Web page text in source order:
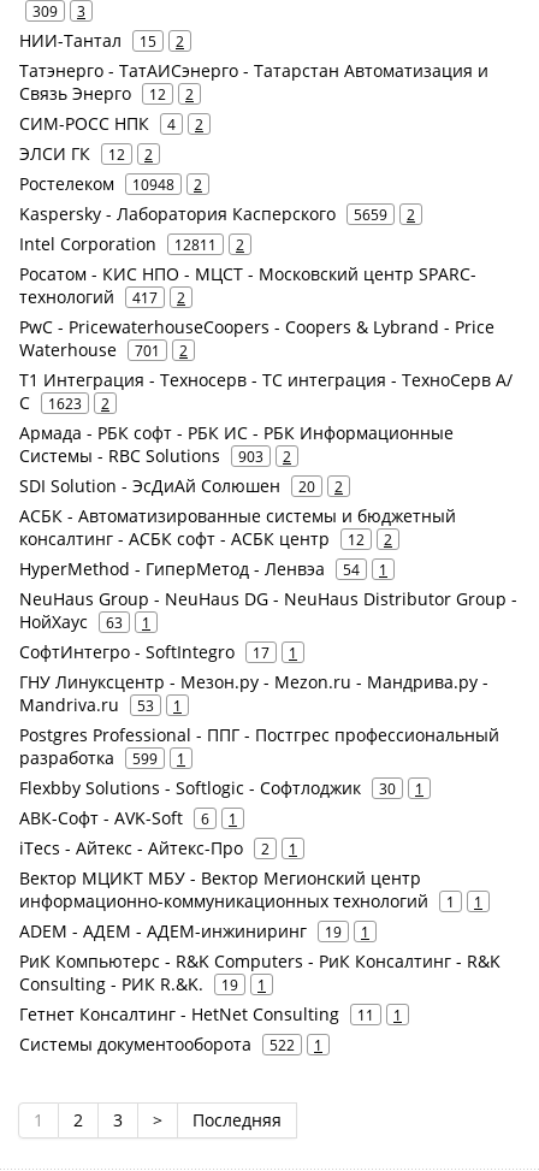
309 3
НИИ-Тантал 15 2
Татэнерго - ТатАИСэнерго - Татарстан Автоматизация и
Связь Энерго
12 2
СИМ-РОСС НПК 4 2
ЭЛСИ ГК 12 2
Ростелеком 10948 2
Kaspersky - Лаборатория Касперского 5659 2
Intel Corporation 12811 2
Росатом - КИС НПО - МЦСТ - Московский центр SPARC-
технологий
417 2
PwC - PricewaterhouseCoopers - Coopers & Lybrand - Price
Waterhouse
701 2
Т1 Интеграция - Техносерв - ТС интеграция - ТехноСерв А/
С
1623 2
Армада - РБК софт - РБК ИС - РБК Информационные
Системы - RBC Solutions
903 2
SDI Solution - ЭсДиАй Солюшен 20 2
АСБК - Автоматизированные системы и бюджетный
консалтинг - АСБК софт - АСБК центр
12 2
HyperMethod - ГиперМетод - Ленвэа 54 1
NeuHaus Group - NeuHaus DG - NeuHaus Distributor Group -
НойХаус
63 1
СофтИнтегро - SoftIntegro 17 1
ГНУ Линуксцентр - Мезон.ру - Mezon.ru - Мандрива.ру -
Mandriva.ru
53 1
Postgres Professional - ППГ - Постгрес профессиональный
разработка
599 1
Flexbby Solutions - Softlogic - Софтлоджик 30 1
АВК-Софт - AVK-Soft 6 1
iTecs - Айтекс - Айтекс-Про 2 1
Вектор МЦИКТ МБУ - Вектор Мегионский центр
информационно-коммуникационных технологий
1 1
ADEM - АДЕМ - АДЕМ-инжиниринг 19 1
РиК Компьютерс - R&K Computers - РиК Консалтинг - R&K
Consulting - РИК R.&K.
19 1
Гетнет Консалтинг - HetNet Consulting 11 1
Системы документооборота 522 1
1 2 3 > Последняя